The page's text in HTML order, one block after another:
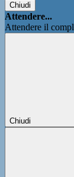
Chiudi
Attendere...
Attendere il
Chiudi